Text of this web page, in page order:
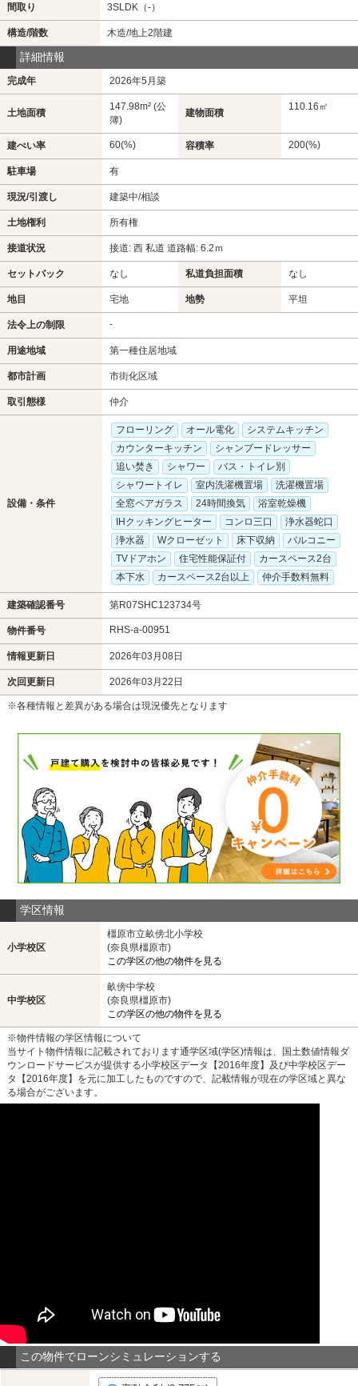
間取り 3SLDK（-）
構造/階数 木造/地上2階建
詳細情報
完成年 2026年5月築
土地面積
147.98m² (公
簿)
建物面積
110.16㎡
建ぺい率 60(%) 容積率 200(%)
駐車場 有
現況/引渡し 建築中/相談
土地権利 所有権
接道状況 接道: 西 私道 道路幅: 6.2ｍ
セットバック なし 私道負担面積 なし
地目 宅地 地勢 平坦
法令上の制限 -
用途地域 第一種住居地域
都市計画 市街化区域
取引態様 仲介
設備・条件
フローリング オール電化
システムキッチン
カウンターキッチン
シャンプードレッサー
追い焚き
シャワー
バス・トイレ別
シャワートイレ
室内洗濯機置場
洗濯機置場
全窓ペアガラス
24時間換気
浴室乾燥機
IHクッキングヒーター
コンロ三口
浄水器蛇口
浄水器
Wクローゼット 床下収納
バルコニー
TVドアホン
住宅性能保証付
カースペース2台
本下水
カースペース2台以上 仲介手数料無料
建築確認番号 第R07SHC123734号
物件番号 RHS-a-00951
情報更新日 2026年03月08日
次回更新日 2026年03月22日
※各種情報と差異がある場合は現況優先となります
学区情報
小学校区
橿原市立畝傍北小学校
(奈良県橿原市)
この学区の他の物件を見る
中学校区
畝傍中学校
(奈良県橿原市)
この学区の他の物件を見る
※物件情報の学区情報について
当サイト物件情報に記載されております通学区域(学区)情報は、国土数値情報ダ
ウンロードサービスが提供する小学校区データ【2016年度】及び中学校区デー
タ【2016年度】を元に加工したものですので、記載情報が現在の学区域と異な
る場合がございます。
この物件でローンシミュレーションする